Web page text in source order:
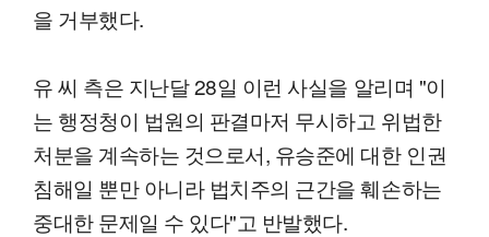
을 거부했다.
유 씨 측은 지난달 28일 이런 사실을 알리며 "이
는 행정청이 법원의 판결마저 무시하고 위법한
처분을 계속하는 것으로서, 유승준에 대한 인권
침해일 뿐만 아니라 법치주의 근간을 훼손하는
중대한 문제일 수 있다"고 반발했다.